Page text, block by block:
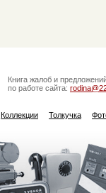
Книга жалоб и
по работе сайта:
Коллекции Толкучка